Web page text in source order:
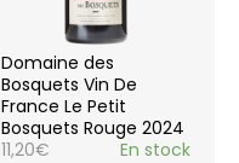
Domaine des
Bosquets Vin De
France Le Petit
Bosquets Rouge 2024
11,20€ En stock